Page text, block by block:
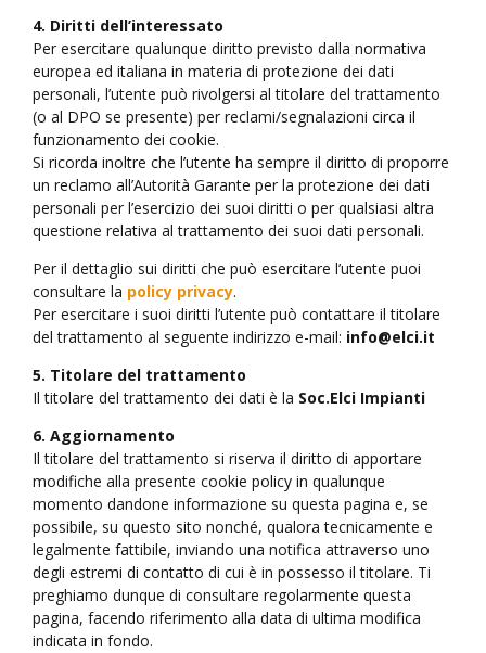
4. Diritti dell’interessato
Per esercitare qualunque diritto previsto dalla normativa
europea ed italiana in materia di protezione dei dati
personali, l’utente può rivolgersi al titolare del trattamento
(o al DPO se presente) per reclami/segnalazioni circa il
funzionamento dei cookie.
Si ricorda inoltre che l’utente ha sempre il diritto di proporre
un reclamo all’Autorità Garante per la protezione dei dati
personali per l’esercizio dei suoi diritti o per qualsiasi altra
questione relativa al trattamento dei suoi dati personali.
Per il dettaglio sui diritti che può esercitare l’utente puoi
consultare la policy privacy.
Per esercitare i suoi diritti l’utente può contattare il titolare
del trattamento al seguente indirizzo e-mail: info@elci.it
5. Titolare del trattamento
Il titolare del trattamento dei dati è la Soc.Elci Impianti
6. Aggiornamento
Il titolare del trattamento si riserva il diritto di apportare
modifiche alla presente cookie policy in qualunque
momento dandone informazione su questa pagina e, se
possibile, su questo sito nonché, qualora tecnicamente e
legalmente fattibile, inviando una notifica attraverso uno
degli estremi di contatto di cui è in possesso il titolare. Ti
preghiamo dunque di consultare regolarmente questa
pagina, facendo riferimento alla data di ultima modifica
indicata in fondo.